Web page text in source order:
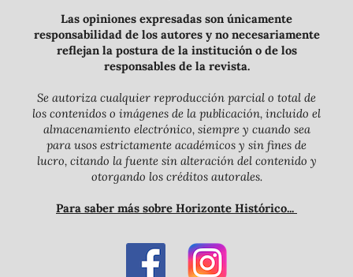
Las opiniones expresadas son únicamente
responsabilidad de los autores y no necesariamente
reflejan la postura de la institución o de los
responsables de la revista.
Se autoriza cualquier reproducción parcial o total de
los contenidos o imágenes de la publicación, incluido el
almacenamiento electrónico, siempre y cuando sea
para usos estrictamente académicos y sin fines de
lucro, citando la fuente sin alteración del contenido y
otorgando los créditos autorales.
Para saber más sobre Horizonte Histórico...